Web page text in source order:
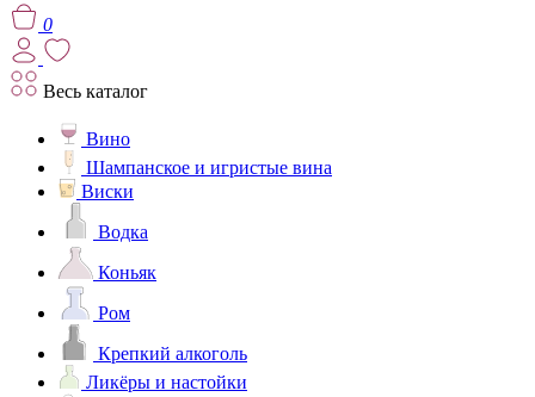
0
Весь каталог
Вино
Шампанское и игристые вина
Виски
Водка
Коньяк
Ром
Крепкий алкоголь
Ликёры и настойки